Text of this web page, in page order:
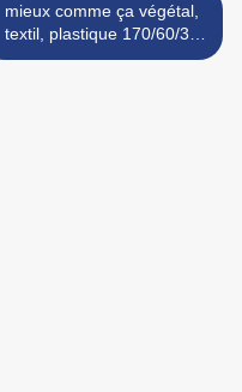
mieux comme ça végétal,
textil, plastique 170/60/30
2024 >